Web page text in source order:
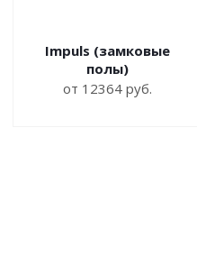
Impuls (замковые
полы)
от 12364 руб.